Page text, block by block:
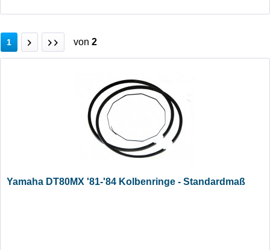
1 von 2
Yamaha DT80MX '81-'84 Kolbenringe - Standardmaß